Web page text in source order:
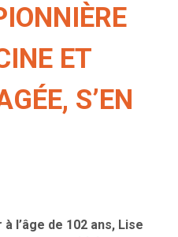
ET
S’EN
l’âge de 102 ans, Lise